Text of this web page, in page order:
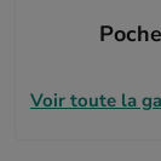
Voir toute la